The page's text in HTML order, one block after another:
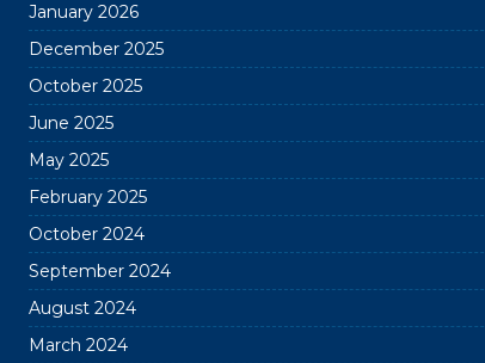
January 2026
December 2025
October 2025
June 2025
May 2025
February 2025
October 2024
September 2024
August 2024
March 2024